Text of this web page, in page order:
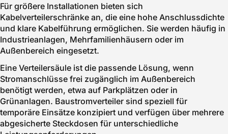
Für größere Installationen bieten sich
Kabelverteilerschränke an, die eine hohe Anschlussdichte
und klare Kabelführung ermöglichen. Sie werden häufig in
Industrieanlagen, Mehrfamilienhäusern oder im
Außenbereich eingesetzt.
Eine Verteilersäule ist die passende Lösung, wenn
Stromanschlüsse frei zugänglich im Außenbereich
benötigt werden, etwa auf Parkplätzen oder in
Grünanlagen. Baustromverteiler sind speziell für
temporäre Einsätze konzipiert und verfügen über mehrere
abgesicherte Steckdosen für unterschiedliche